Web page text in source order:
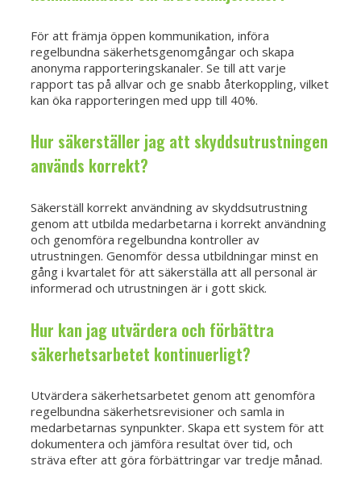
För att främja öppen kommunikation, införa
regelbundna säkerhetsgenomgångar och skapa
anonyma rapporteringskanaler. Se till att varje
rapport tas på allvar och ge snabb återkoppling, vilket
kan öka rapporteringen med upp till 40%.
Hur säkerställer jag att skyddsutrustningen
används korrekt?
Säkerställ korrekt användning av skyddsutrustning
genom att utbilda medarbetarna i korrekt användning
och genomföra regelbundna kontroller av
utrustningen. Genomför dessa utbildningar minst en
gång i kvartalet för att säkerställa att all personal är
informerad och utrustningen är i gott skick.
Hur kan jag utvärdera och förbättra
säkerhetsarbetet kontinuerligt?
Utvärdera säkerhetsarbetet genom att genomföra
regelbundna säkerhetsrevisioner och samla in
medarbetarnas synpunkter. Skapa ett system för att
dokumentera och jämföra resultat över tid, och
sträva efter att göra förbättringar var tredje månad.